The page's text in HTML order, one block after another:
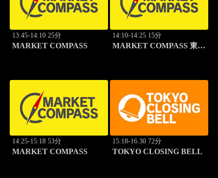
13:45-14:10 25分
MARKET COMPASS
14:10-14:25 15分
MARKET COMPASS 東証
14:25-15:18 53分
MARKET COMPASS
15:18-16:30 72分
TOKYO CLOSING BELL